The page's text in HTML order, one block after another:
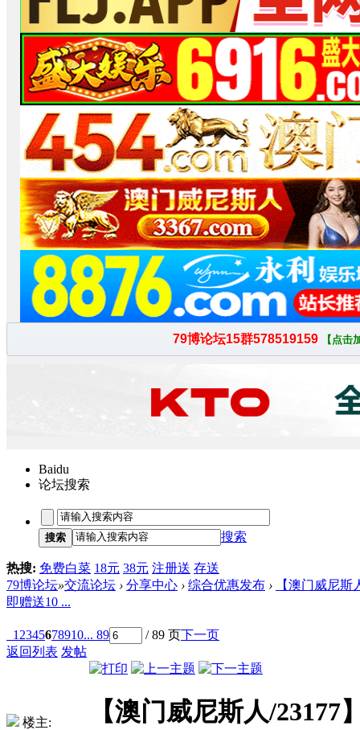
Baidu
论坛搜索
搜索 搜索
热搜: 免费白菜 18元 38元 注册送 存送
79博论坛»交流论坛 › 分享中心 › 综合优惠发布 ›
【澳门威尼斯
即赠送10 ...
1 2345678910... 89 / 89 页下一页
返回列表 发帖
楼主:
【澳门威尼斯人/23177